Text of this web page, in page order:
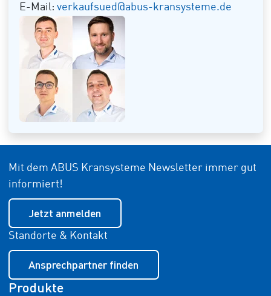
E-Mail: verkaufsued@abus-kransysteme.de
Mit dem ABUS Kransysteme Newsletter immer gut
informiert!
Jetzt anmelden
Standorte & Kontakt
Ansprechpartner finden
Produkte